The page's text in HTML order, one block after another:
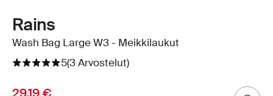
Rains
Wash Bag Large W3 - Meikkilaukut
5(3 Arvostelut)